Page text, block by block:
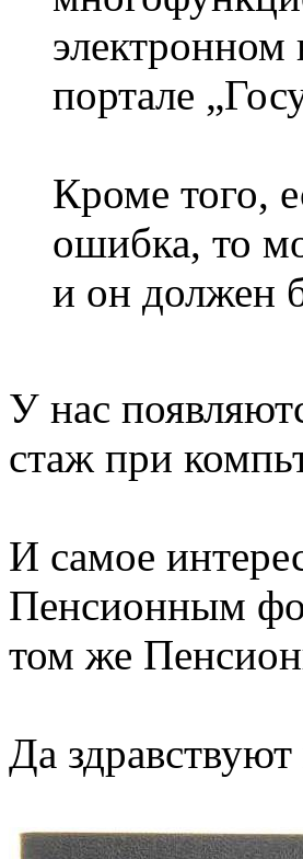
электронном
портале
Кроме того,
ошибка, то
и он должен
У нас
стаж при
И самое
Пенсионным
том же
Да